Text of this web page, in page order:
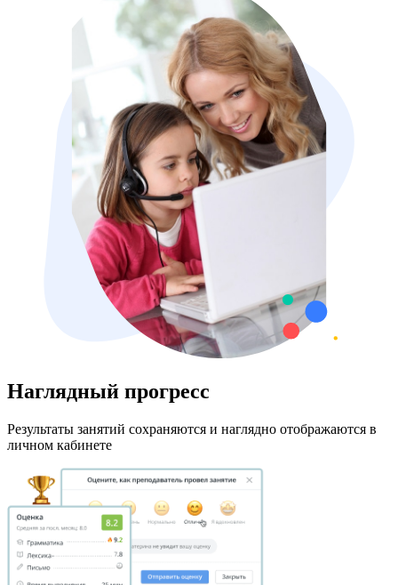
Наглядный прогресс
Результаты занятий сохраняются и наглядно отображаются в
личном кабинете